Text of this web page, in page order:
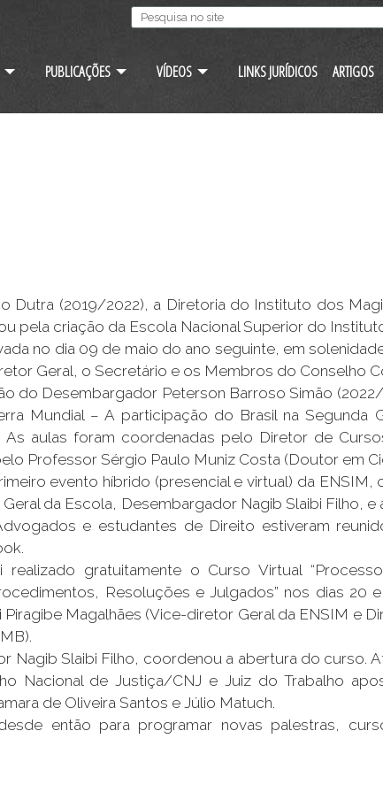
PUBLICAÇÕES VÍDEOS LINKS JURÍDICOS ARTIGOS
Dutra (2019/2022), a Diretoria do Instituto dos
pela criação da Escola Nacional Superior do
no dia 09 de maio do ano seguinte, em
Geral, o Secretário e os Membros do Conselho
do Desembargador Peterson Barroso Simão
Mundial – A participação do Brasil na Segunda
As aulas foram coordenadas pelo Diretor de
Professor Sérgio Paulo Muniz Costa (Doutor em
evento híbrido (presencial e virtual) da ENSIM,
da Escola, Desembargador Nagib Slaibi Filho,
e estudantes de Direito estiveram
gratuitamente o Curso Virtual
Resoluções e Julgados” nos dias 20
Magalhães (Vice-diretor Geral da ENSIM e
Nagib Slaibi Filho, coordenou a abertura do curso.
Nacional de Justiça/CNJ e Juiz do Trabalho
de Oliveira Santos e Júlio Matuch.
então para programar novas palestras,